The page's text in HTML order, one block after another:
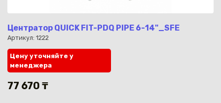
Центратор QUICK FIT-PDQ PIPE 6-14"_SFE
Артикул: 1222
Цену уточняйте у
менеджера
77 670 ₸